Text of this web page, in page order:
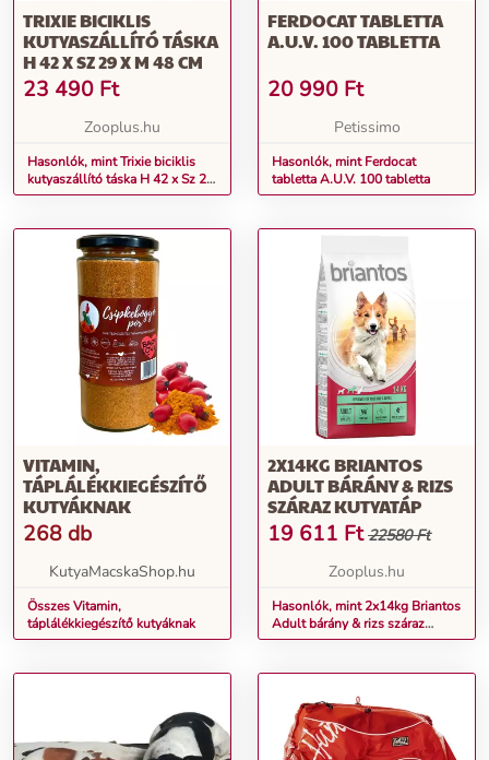
TRIXIE BICIKLIS
KUTYASZÁLLÍTÓ TÁSKA
H 42 X SZ 29 X M 48 CM
23 490 Ft
Zooplus.hu
Hasonlók, mint Trixie biciklis
kutyaszállító táska H 42 x Sz 29
x M 48 cm
FERDOCAT TABLETTA
A.U.V. 100 TABLETTA
20 990 Ft
Petissimo
Hasonlók, mint Ferdocat
tabletta A.U.V. 100 tabletta
VITAMIN,
TÁPLÁLÉKKIEGÉSZÍTŐ
KUTYÁKNAK
268 db
KutyaMacskaShop.hu
Összes Vitamin,
táplálékkiegészítő kutyáknak
2X14KG BRIANTOS
ADULT BÁRÁNY & RIZS
SZÁRAZ KUTYATÁP
19 611 Ft 22580 Ft
Zooplus.hu
Hasonlók, mint 2x14kg Briantos
Adult bárány & rizs száraz
kutyatáp